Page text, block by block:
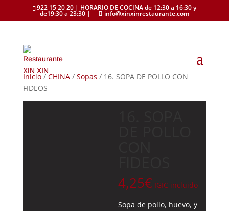
922 15 20 20 | HORARIO DE COCINA de 12:30 a 16:30 y
de19:30 a 23:30 | info@xinxinrestaurante.com
Inicio/CHINA/ Sopas / 16. SOPA DE POLLO CON
FIDEOS
4,25€ IGIC incluido
Sopa de pollo, huevo, y